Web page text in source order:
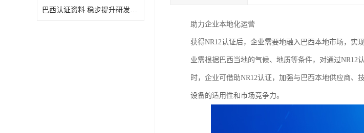
巴西认证资料 稳步提升研发能力
助力企业本地化运营
获得NR12认证后，企业需要地融入巴西本地市场，实
业需根据巴西当地的气候、地质等条件，对通过NR12
时，企业可借助NR12认证，加强与巴西本地供应商
设备的适用性和市场竞争力。